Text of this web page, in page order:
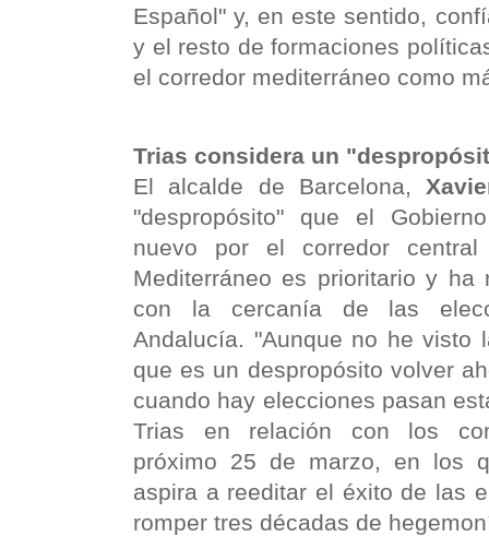
Español" y, en este sentido,
y el resto de formaciones
el corredor mediterráneo como
Trias considera un
El alcalde de Barcelona,
"despropósito" que el
nuevo por el corredor
Mediterráneo es prioritario y ha
con la cercanía de las
Andalucía. "Aunque no he visto
que es un despropósito volver
cuando hay elecciones pasan
Trias en relación con los
próximo 25 de marzo, en los
aspira a reeditar el éxito de las
romper tres décadas de